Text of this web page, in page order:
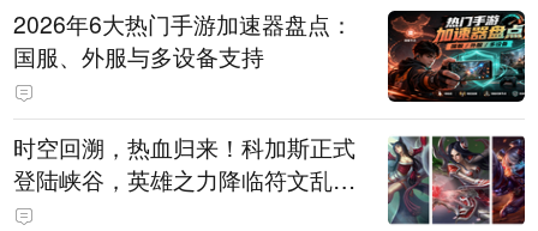
2026年6大热门手游加速器盘点：
国服、外服与多设备支持
时空回溯，热血归来！科加斯正式
登陆峡谷，英雄之力降临符文乱
斗！